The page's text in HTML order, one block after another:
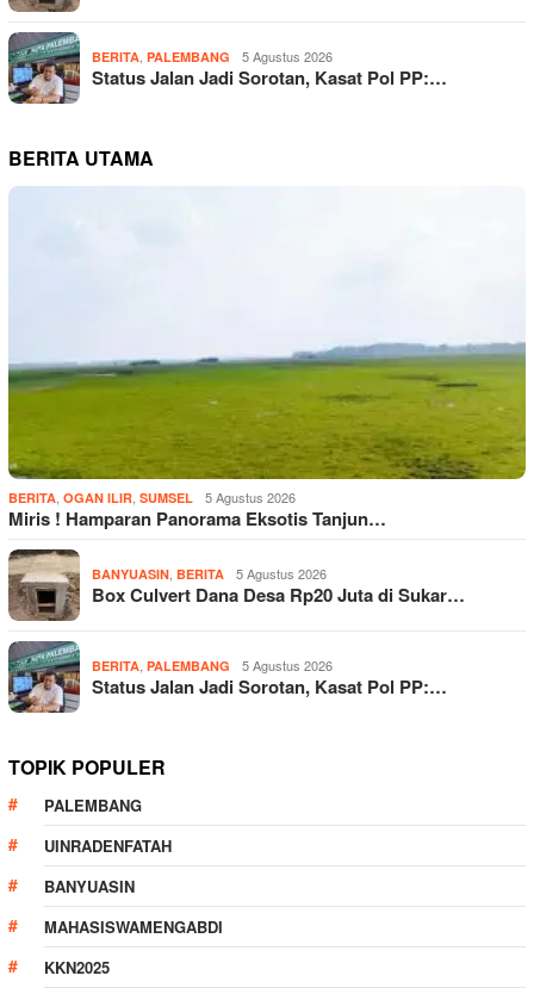
BERITA PALEMBANG 5 Agustus 2026
Status Jalan Jadi Sorotan, Kasat Pol PP:…
BERITA UTAMA
BERITA OGAN ILIR SUMSEL 5 Agustus 2026
Miris ! Hamparan Panorama Eksotis Tanjun…
BANYUASIN BERITA 5 Agustus 2026
Box Culvert Dana Desa Rp20 Juta di Sukar…
BERITA PALEMBANG 5 Agustus 2026
Status Jalan Jadi Sorotan, Kasat Pol PP:…
TOPIK POPULER
PALEMBANG
UINRADENFATAH
BANYUASIN
MAHASISWAMENGABDI
KKN2025